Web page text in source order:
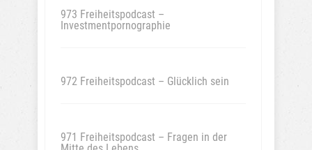
973 Freiheitspodcast –
Investmentpornographie
972 Freiheitspodcast – Glücklich sein
971 Freiheitspodcast – Fragen in der